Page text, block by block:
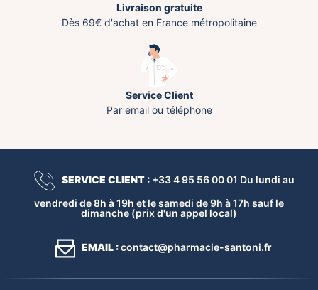
Livraison gratuite
Dès 69€ d'achat en France métropolitaine
Service Client
Par email ou téléphone
SERVICE CLIENT :+33 4 95 56 00 01 Du lundi au
vendredi de 8h à 19h et le samedi de 9h à 17h sauf le
dimanche (prix d'un appel local)
EMAIL :contact@pharmacie-santoni.fr